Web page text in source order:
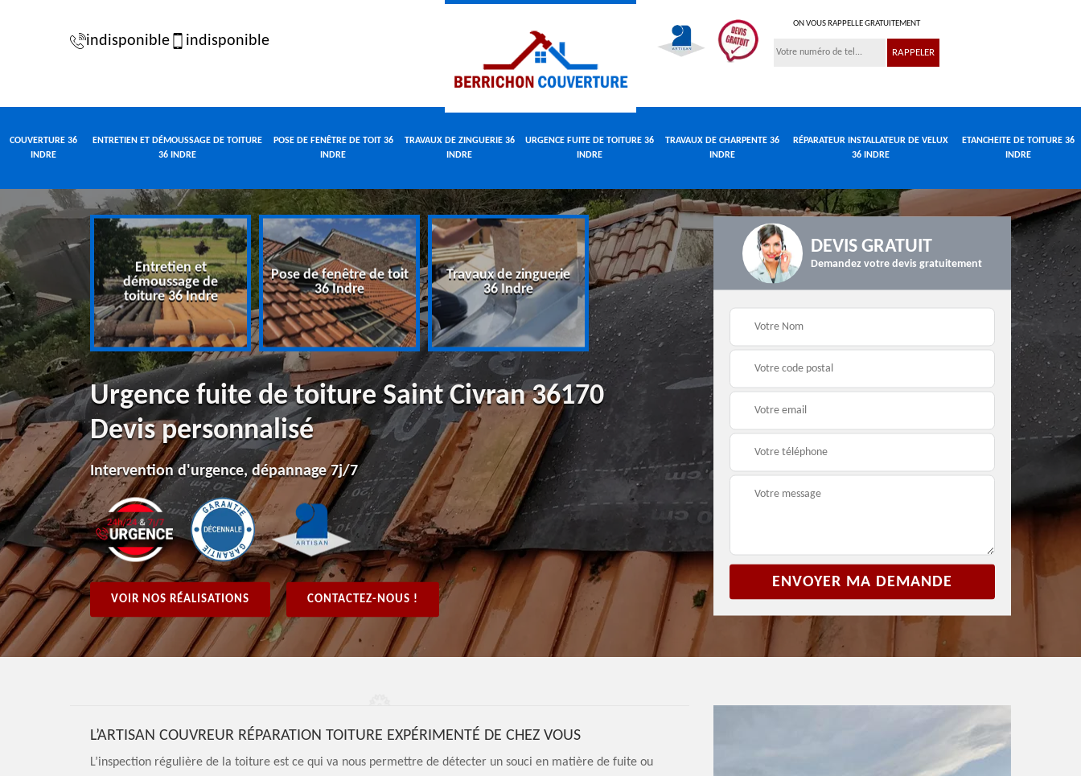
indisponible indisponible
ON VOUS RAPPELLE GRATUITEMENT
COUVERTURE 36
INDRE
ENTRETIEN ET DÉMOUSSAGE DE TOITURE
36 INDRE
POSE DE FENÊTRE DE TOIT 36
INDRE
TRAVAUX DE ZINGUERIE 36
INDRE
URGENCE FUITE DE TOITURE 36
INDRE
TRAVAUX DE CHARPENTE 36
INDRE
RÉPARATEUR INSTALLATEUR DE VELUX
36 INDRE
ETANCHEITE DE TOITURE 36
INDRE
36 Indre
Entretien et
démoussage de
toiture 36 Indre
Pose de fenêtre de toit
36 Indre
Travaux de zinguerie
36 Indre
Urgence fuite de
toiture 36 Indre
Travaux de charpente
36 Indre
Réparateur
installateur de velux
36 Indre
Urgence fuite de toiture Saint Civran 36170
Devis personnalisé
Intervention d'urgence, dépannage 7j/7
VOIR NOS RÉALISATIONS CONTACTEZ-NOUS !
DEVIS GRATUIT
Demandez votre devis gratuitement
L’ARTISAN COUVREUR RÉPARATION TOITURE EXPÉRIMENTÉ DE CHEZ VOUS
L’inspection régulière de la toiture est ce qui va nous permettre de détecter un souci en matière de fuite ou